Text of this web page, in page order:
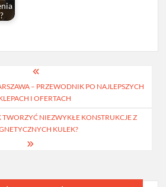
– PRZEWODNIK PO NAJLEPSZYCH
I OFERTACH
NIEZWYKŁE KONSTRUKCJE Z
KULEK?